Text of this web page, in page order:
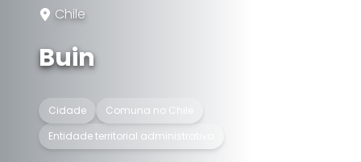
Chile
Buin
Cidade
Comuna no Chile
Entidade territorial administrativa